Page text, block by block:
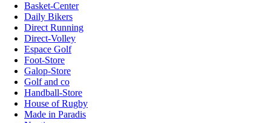
Basket-Center
Daily Bikers
Direct Running
Direct-Volley
Espace Golf
Foot-Store
Galop-Store
Golf and co
Handball-Store
House of Rugby
Made in Paradis